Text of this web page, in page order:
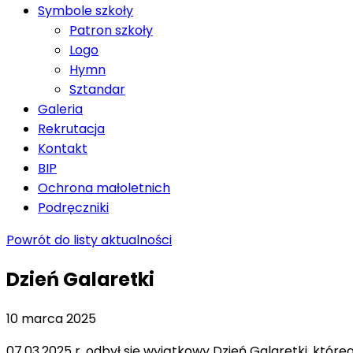
Symbole szkoły
Patron szkoły
Logo
Hymn
Sztandar
Galeria
Rekrutacja
Kontakt
BIP
Ochrona małoletnich
Podręczniki
Powrót do listy aktualności
Dzień Galaretki
10 marca 2025